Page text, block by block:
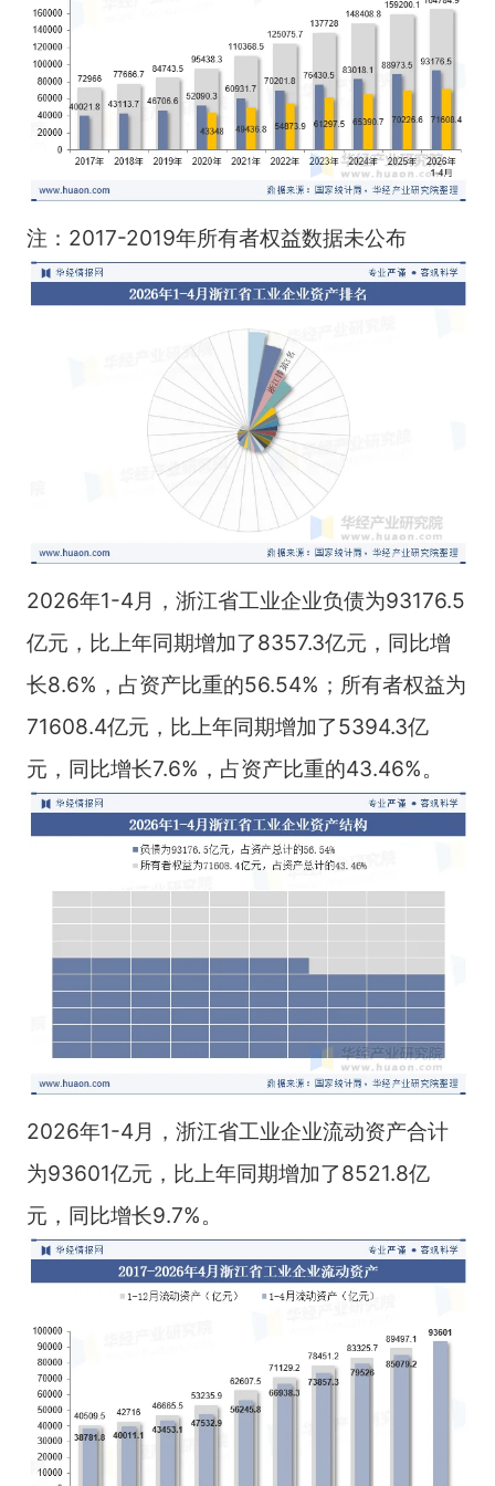
注：2017-2019年所有者权益数据未公布
2026年1-4月，浙江省工业企业负债为93176.5
亿元，比上年同期增加了8357.3亿元，同比增
长8.6%，占资产比重的56.54%；所有者权益为
71608.4亿元，比上年同期增加了5394.3亿
元，同比增长7.6%，占资产比重的43.46%。
2026年1-4月，浙江省工业企业流动资产合计
为93601亿元，比上年同期增加了8521.8亿
元，同比增长9.7%。